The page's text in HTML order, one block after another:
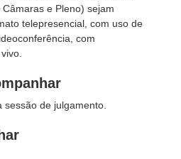
Câmaras e Pleno) sejam
telepresencial, com uso de
com
de julgamento.